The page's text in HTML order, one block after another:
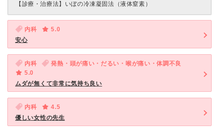
【診療・治療法】 いぼの冷凍凝固法（液体窒素）
内科
5.0
安心
内科
発熱・頭が痛い・だるい・喉が痛い・体調不良
5.0
ムダが無くて非常に気持ち良い
内科
4.5
優しい女性の先生